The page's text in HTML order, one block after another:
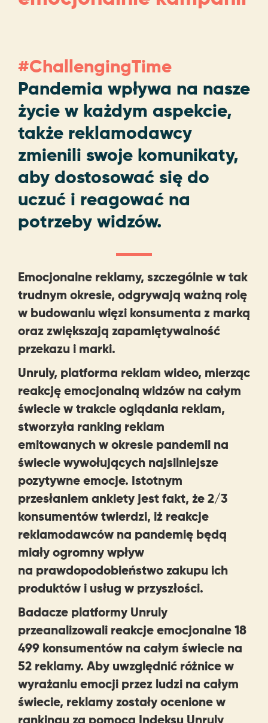
#ChallengingTime
Pandemia wpływa na nasze
życie w każdym aspekcie,
także reklamodawcy
zmienili swoje komunikaty,
aby dostosować się do
uczuć i reagować na
potrzeby widzów.
Emocjonalne reklamy, szczególnie w tak
trudnym okresie, odgrywają ważną rolę
w budowaniu więzi konsumenta z marką
oraz zwiększają zapamiętywalność
przekazu i marki.
Unruly, platforma reklam wideo, mierząc
reakcję emocjonalną widzów na całym
świecie w trakcie oglądania reklam,
stworzyła ranking reklam
emitowanych w okresie pandemii na
świecie wywołujących najsilniejsze
pozytywne emocje. Istotnym
przesłaniem ankiety jest fakt, że 2/3
konsumentów twierdzi, iż reakcje
reklamodawców na pandemię będą
miały ogromny wpływ
na prawdopodobieństwo zakupu ich
produktów i usług w przyszłości.
Badacze platformy Unruly
przeanalizowali reakcje emocjonalne 18
499 konsumentów na całym świecie na
52 reklamy. Aby uwzględnić różnice w
wyrażaniu emocji przez ludzi na całym
świecie, reklamy zostały ocenione w